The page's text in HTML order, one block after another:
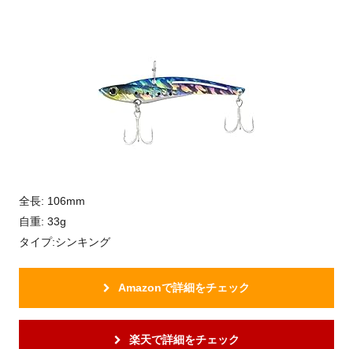
全長: 106mm
自重: 33g
タイプ:シンキング
Amazonで詳細をチェック
楽天で詳細をチェック